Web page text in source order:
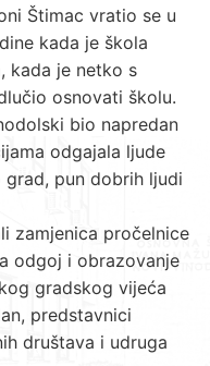
Štimac vratio se u
kada je škola
kada je netko s
osnovati školu.
bio napredan
odgajala ljude
pun dobrih ljudi
zamjenica pročelnice
odgoj i obrazovanje
gradskog vijeća
predstavnici
društava i udruga